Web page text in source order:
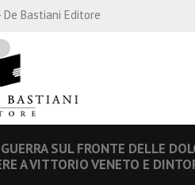
Bastiani Editore
SUL FRONTE DELLE
A VITTORIO VENETO E